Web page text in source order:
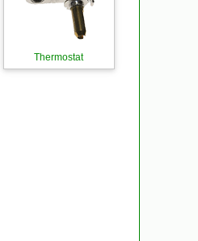
Thermostat